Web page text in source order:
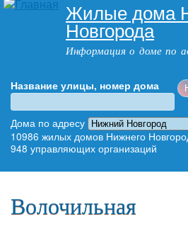
Перейти к
основному
содержанию
Жилые дома
Новгорода
Информация о доме по
Адрес дома
Название улицы, номер дома
Дома по адресу
10986 жилых домов Нижнего
948 управляющих организаций
Волочильная